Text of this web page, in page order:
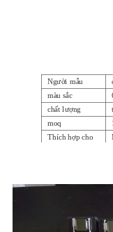
Người mẫu
màu sắc
chất lượng
moq
Thích hợp cho